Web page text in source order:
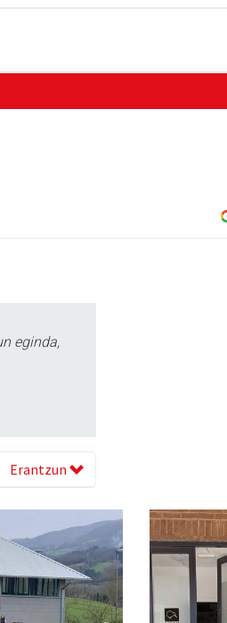
eginda,
Erantzun